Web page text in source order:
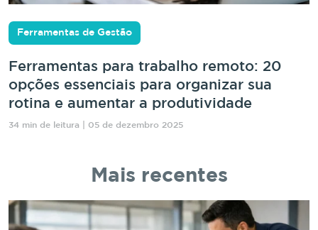
Ferramentas de Gestão
Ferramentas para trabalho remoto: 20
opções essenciais para organizar sua
rotina e aumentar a produtividade
34 min de leitura | 05 de dezembro 2025
Mais recentes